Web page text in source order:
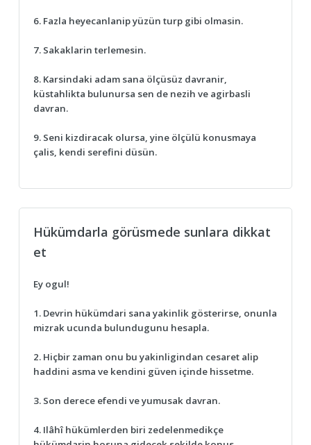
6. Fazla heyecanlanip yüzün turp gibi olmasin.
7. Sakaklarin terlemesin.
8. Karsindaki adam sana ölçüsüz davranir,
küstahlikta bulunursa sen de nezih ve agirbasli
davran.
9. Seni kizdiracak olursa, yine ölçülü konusmaya
çalis, kendi serefini düsün.
Hükümdarla görüsmede sunlara dikkat
et
Ey ogul!
1. Devrin hükümdari sana yakinlik gösterirse, onunla
mizrak ucunda bulundugunu hesapla.
2. Hiçbir zaman onu bu yakinligindan cesaret alip
haddini asma ve kendini güven içinde hissetme.
3. Son derece efendi ve yumusak davran.
4. Ilâhî hükümlerden biri zedelenmedikçe